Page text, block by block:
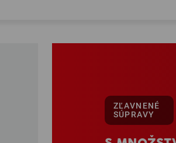
ZĽAVNENÉ
SÚPRAVY